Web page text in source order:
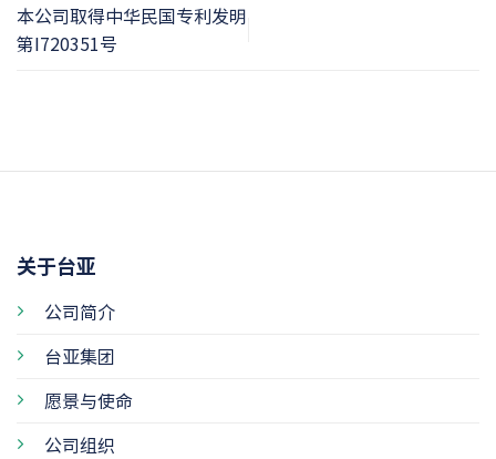
本公司取得中华民国专利发明
第I720351号
关于台亚
公司简介
台亚集团
愿景与使命
公司组织